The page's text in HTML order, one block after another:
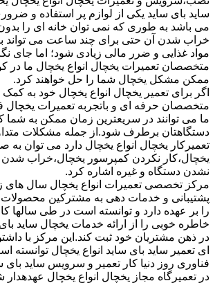
ساید بای ساید یکی از لوازم پر استفاده و
می باشد به طوری که نمی توان خانه ای را
خراب شدن آن حتی برای چند ساعت می تواند
مواد غذایی و ضرر مالی زیادی شود؛ اما جای
متخصصان تعمیرات یخچال انواع یخچال ما در
ممکن مشکل یخچال شما را حل خواهند کرد.
اگر برای تعمیر یخچال انواع یخچال خود به کمک
متخصصان حرفه ای و باتجربه تعمیرات یخچال
ما می توانند در سریعترین زمان ممکن به
دستگاهتان برطرف شود.از جمله مشکلات
تعمیرکار یخچال انواع یخچال دارد می توان به
یخچال،کار نکردن کمپرسور یخچال،خراب
نشدن دستگاه و غیره اشاره کرد.
مرکز تخصصی تعمیرات انواع یخچال سال های
پشتیبانی و خدمات دهی به مشترکین محصولات
را بر عهده دارد و توانسته است در طی سالها
خاطره خوبی را از ارائه خدمات یخچال ساید
در ذهن مشتریان خود ثبت کند.این مرکز با
ای تعمیر ساید بای ساید انواع یخچال توانسته
فناوری روز دنیا کار تعمیر و سرویس ساید بای
در تعمیرگاه مجاز یخچال انواع یخچال عهدهدار